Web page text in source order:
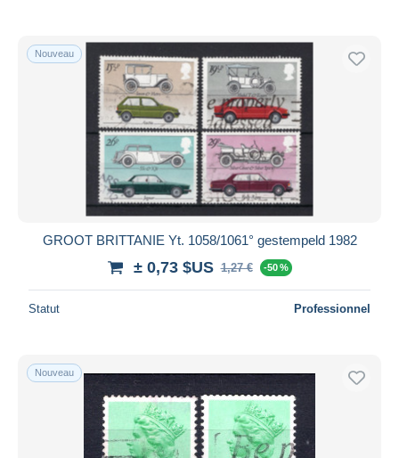
Nouveau
GROOT BRITTANIE Yt. 1058/1061° gestempeld 1982
± 0,73 $US 1,27 € -50 %
Statut Professionnel
Nouveau